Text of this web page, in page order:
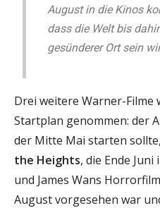
August in die Kinos
dass die Welt bis
gesünderer Ort sein
Drei weitere Warner-Filme
Startplan genommen: der
der Mitte Mai starten
the Heights, die Ende
und James Wans Horrorfilm
August vorgesehen war